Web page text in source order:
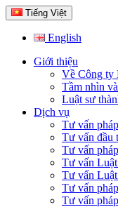
Tiếng Việt
English
Giới thiệu
Về Công ty
Tầm nhìn
Luật sư
Dịch vụ
Tư vấn
Tư vấn đầu
Tư vấn
Tư vấn
Tư vấn
Tư vấn
Tư vấn